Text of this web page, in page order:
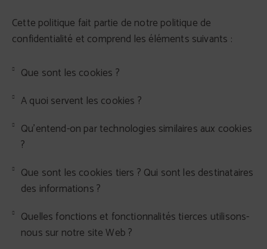
Cette politique fait partie de notre politique de
confidentialité et comprend les éléments suivants :
Que sont les cookies ?
A quoi servent les cookies ?
Qu'entend-on par technologies similaires aux cookies
?
Que sont les cookies tiers ? Qui sont les destinataires
des informations ?
Quelles fonctions et fonctionnalités tierces utilisons-
nous sur notre site Web ?